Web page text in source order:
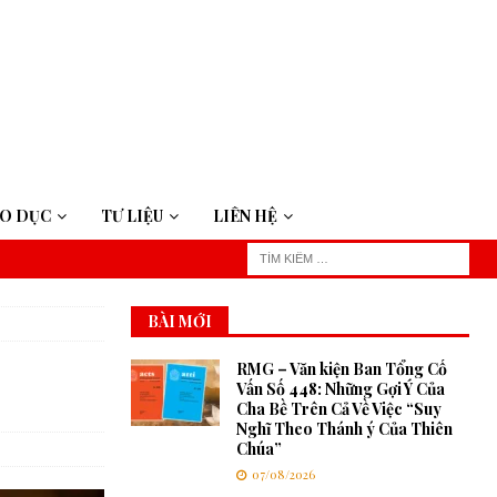
DỤC TƯ LIỆU LIÊN HỆ
BÀI MỚI
RMG – Văn kiện Ban Tổng Cố
Vấn Số 448: Những Gợi Ý Của
Cha Bề Trên Cả Về Việc “Suy
Nghĩ Theo Thánh ý Của Thiên
Chúa”
07/08/2026